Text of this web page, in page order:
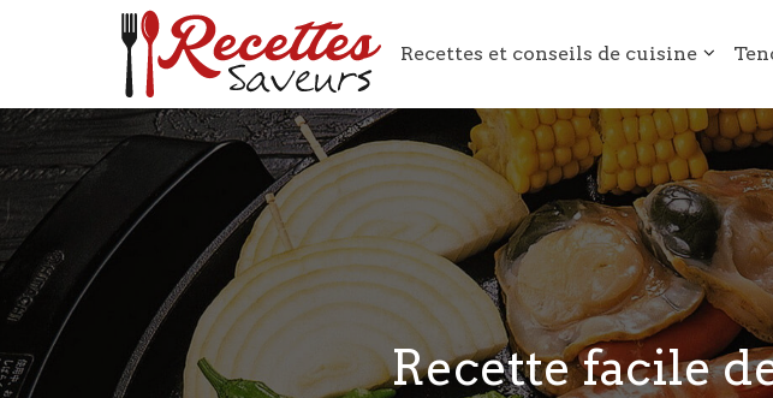
Recettes et conseils de cuisine
Recette facile